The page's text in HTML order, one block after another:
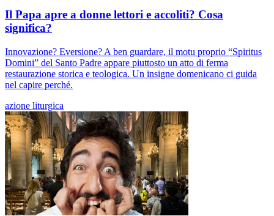
Il Papa apre a donne lettori e accoliti? Cosa
significa?
Innovazione? Eversione? A ben guardare, il motu proprio “Spiritus
Domini” del Santo Padre appare piuttosto un atto di ferma
restaurazione storica e teologica. Un insigne domenicano ci guida
nel capire perché.
azione liturgica